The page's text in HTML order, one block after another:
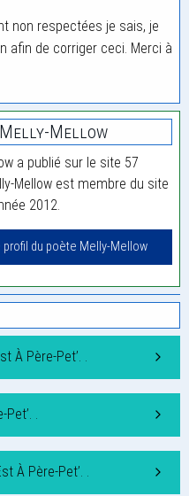
non respectées je sais, je
afin de corriger ceci. Merci à
Melly-Mellow
a publié sur le site 57
Mellow est membre du site
2012.
profil du poète Melly-Mellow
À Père-Pet’. .
.
À Père-Pet’. .